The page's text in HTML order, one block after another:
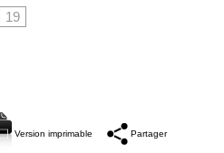
19
Version imprimable Partager